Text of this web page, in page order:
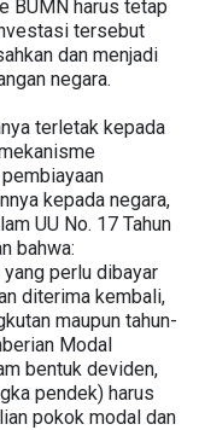
BUMN harus tetap
tersebut
dan menjadi
negara.
terletak kepada
kepada negara,
UU No. 17 Tahun
bahwa:
perlu dibayar
diterima kembali,
maupun tahun-
Modal
bentuk deviden,
pendek) harus
pokok modal dan